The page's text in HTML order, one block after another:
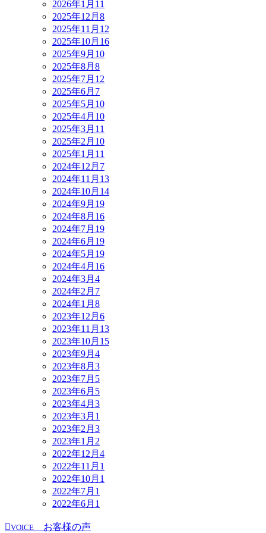
2026年1月 11
2025年12月 8
2025年11月 12
2025年10月 16
2025年9月 10
2025年8月 8
2025年7月 12
2025年6月 7
2025年5月 10
2025年4月 10
2025年3月 11
2025年2月 10
2025年1月 11
2024年12月 7
2024年11月 13
2024年10月 14
2024年9月 19
2024年8月 16
2024年7月 19
2024年6月 19
2024年5月 19
2024年4月 16
2024年3月 4
2024年2月 7
2024年1月 8
2023年12月 6
2023年11月 13
2023年10月 15
2023年9月 4
2023年8月 3
2023年7月 5
2023年6月 5
2023年4月 3
2023年3月 1
2023年2月 3
2023年1月 2
2022年12月 4
2022年11月 1
2022年10月 1
2022年7月 1
2022年6月 1
VOICE お客様の声